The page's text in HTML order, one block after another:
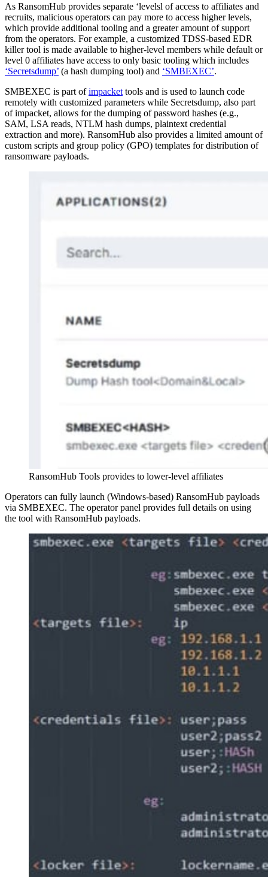
As RansomHub provides separate ‘levelsl of access to affiliates and
recruits, malicious operators can pay more to access higher levels,
which provide additional tooling and a greater amount of support
from the operators. For example, a customized TDSS-based EDR
killer tool is made available to higher-level members while default or
level 0 affiliates have access to only basic tooling which includes
‘Secretsdump’ (a hash dumping tool) and ‘SMBEXEC’.
SMBEXEC is part ofimpacket tools and is used to launch code
remotely with customized parameters while Secretsdump, also part
of impacket, allows for the dumping of password hashes (e.g.,
SAM, LSA reads, NTLM hash dumps, plaintext credential
extraction and more). RansomHub also provides a limited amount of
custom scripts and group policy (GPO) templates for distribution of
ransomware payloads.
RansomHub Tools provides to lower-level affiliates
Operators can fully launch (Windows-based) RansomHub payloads
via SMBEXEC. The operator panel provides full details on using
the tool with RansomHub payloads.